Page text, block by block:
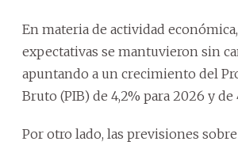
En materia de actividad
expectativas se mantuvieron sin
apuntando a un crecimiento del
Bruto (PIB) de 4,2% para 2026 y de
Por otro lado, las previsiones sobre